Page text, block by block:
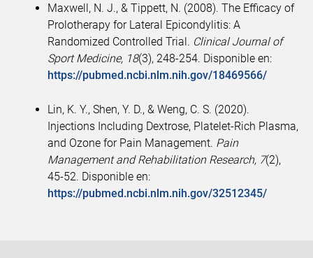
Maxwell, N. J., & Tippett, N. (2008). The Efficacy of
Prolotherapy for Lateral Epicondylitis: A
Randomized Controlled Trial. Clinical Journal of
Sport Medicine, 18(3), 248-254. Disponible en:
https://pubmed.ncbi.nlm.nih.gov/18469566/
Lin, K. Y., Shen, Y. D., & Weng, C. S. (2020).
Injections Including Dextrose, Platelet-Rich Plasma,
and Ozone for Pain Management. Pain
Management and Rehabilitation Research, 7(2),
45-52. Disponible en:
https://pubmed.ncbi.nlm.nih.gov/32512345/